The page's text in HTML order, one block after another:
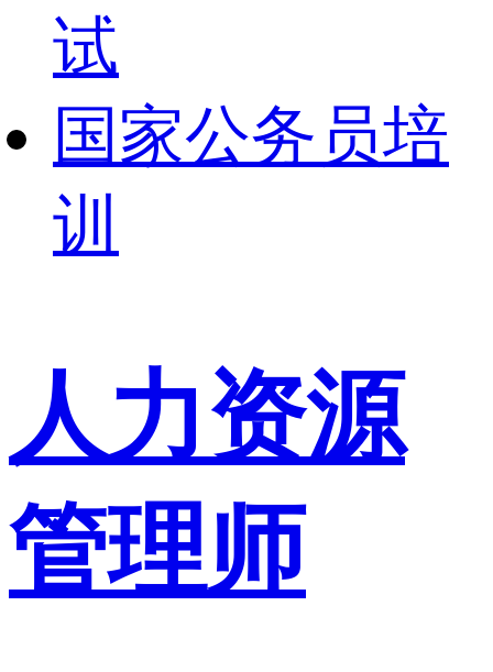
试
国家公务员培
训
人力资源
管理师